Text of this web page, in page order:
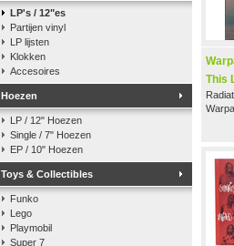
LP's / 12"es
Partijen vinyl
LP lijsten
Klokken
Accesoires
Hoezen
LP / 12" Hoezen
Single / 7" Hoezen
EP / 10" Hoezen
Toys & Collectibles
Funko
Lego
Playmobil
Super 7
This